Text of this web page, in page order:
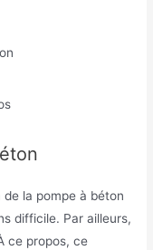
de la pompe à béton
difficile. Par ailleurs,
ce propos, ce